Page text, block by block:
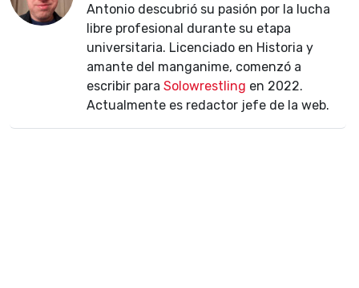
Antonio descubrió su pasión por la lucha
libre profesional durante su etapa
universitaria. Licenciado en Historia y
amante del manganime, comenzó a
escribir para Solowrestling en 2022.
Actualmente es redactor jefe de la web.